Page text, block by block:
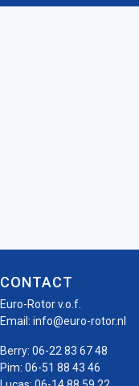
CONTACT
Euro-Rotor v.o.f.
Email: info@euro-rotor.nl
Berry: 06-22 83 67 48
Pim: 06-51 88 43 46